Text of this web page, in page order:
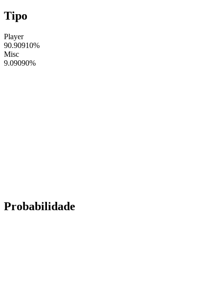
Tipo
Player
90.90910%
Misc
9.09090%
Probabilidade